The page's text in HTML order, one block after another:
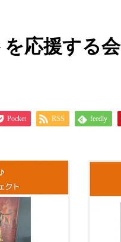
応援する会
Pocket RSS feedly